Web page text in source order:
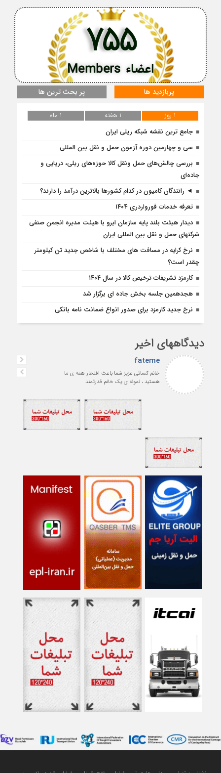
اعضاء Members
755
پربازدید ها پر بحث ترین ها
1 روز 1 هفته
1 ماه
جامع ترین نقشه شبکه ریلی ایران
سی و چهارمین دوره آزمون حمل و نقل بین المللی
بررسی چالش‌های حمل ونقل کالا حوزه‌های ریلی، دریایی و
جاده‌ای
◄ رانندگان کامیون در کدام کشورها بالاترین درآمد را دارند؟
تعرفه خدمات فورواردری ۱۴۰4
دیدار هیئت بلند پایه سازمان ایرو با هیئت مدیره انجمن صنفی
شرکتهای حمل و نقل بین المللی ایران
نرخ کرایه در مسافت‌ های مختلف با شاخص جدید تن کیلومتر
چقدر است؟
کارمزد تشریفات ترخیص کالا در سال ۱۴۰۴
هجدهمین جلسه بخش جاده ای برگزار شد
نرخ جدید کارمزد برای صدور انواع ضمانت نامه بانکی
دیدگاههای اخیر
fateme
خانم کسائی عزیز شما باعث افتخار همه ی ما
هستید ، نمونه ی یک خانم قدرتمند